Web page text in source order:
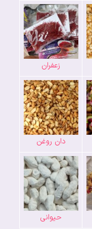
زعفران
دان روغن
حیوانی